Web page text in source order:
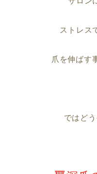
ストレス
爪を伸ばす
ではど